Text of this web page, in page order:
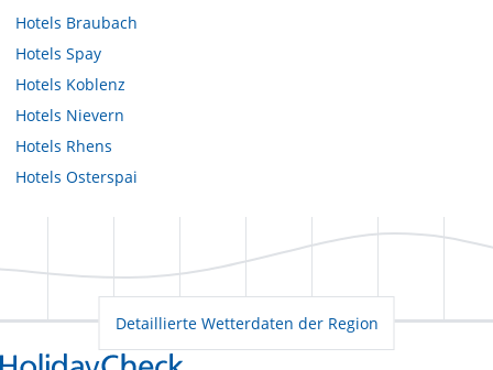
Hotels Braubach
Hotels Spay
Hotels Koblenz
Hotels Nievern
Hotels Rhens
Hotels Osterspai
Detaillierte Wetterdaten der Region